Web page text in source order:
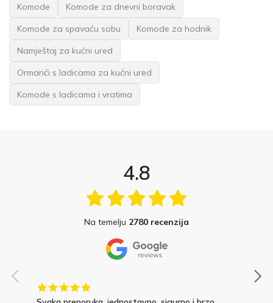
Komode
Komode za dnevni boravak
Komode za spavaću sobu
Komode za hodnik
Namještaj za kućni ured
Ormarići s ladicama za kućni ured
Komode s ladicama i vratima
4.8
Na temelju 2780 recenzija